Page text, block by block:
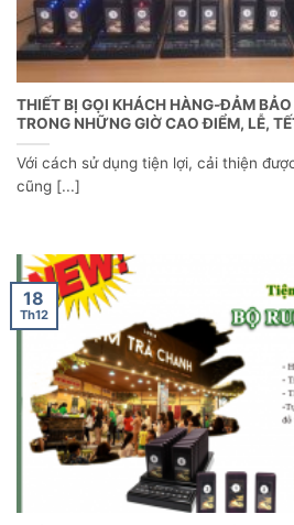
THIẾT BỊ GỌI KHÁCH HÀNG-ĐẢM
TRONG NHỮNG GIỜ CAO ĐIỂM, LỄ,
Với cách sử dụng tiện lợi, cải thiện
cũng [...]
18
Th12